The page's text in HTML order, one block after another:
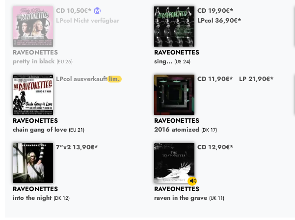
CD 10,50€*
LPcol Nicht verfügbar
RAVEONETTES
pretty in black (EU 26)
CD 19,90€*
LPcol 36,90€*
RAVEONETTES
sing... (US 24)
LPcol ausverkauft
RAVEONETTES
chain gang of love (EU 21)
CD 11,90€* LP 21,90€*
RAVEONETTES
2016 atomized (DK 17)
7"x2 13,90€*
RAVEONETTES
into the night (DK 12)
CD 12,90€*
RAVEONETTES
raven in the grave (UK 11)